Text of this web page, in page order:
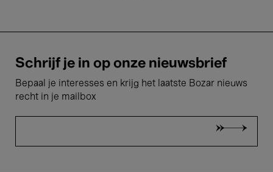
Schrijf je in op onze nieuwsbrief
Bepaal je interesses en krijg het laatste Bozar nieuws
recht in je mailbox